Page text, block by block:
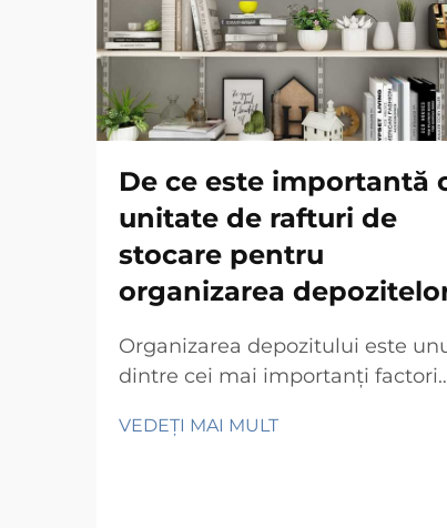
De ce este importantă
unitate de rafturi de
stocare pentru
organizarea
Organizarea depozitului este
dintre cei mai importanți factori
care gestionează mărfuri fizice.
VEDEȚI MAI MULT